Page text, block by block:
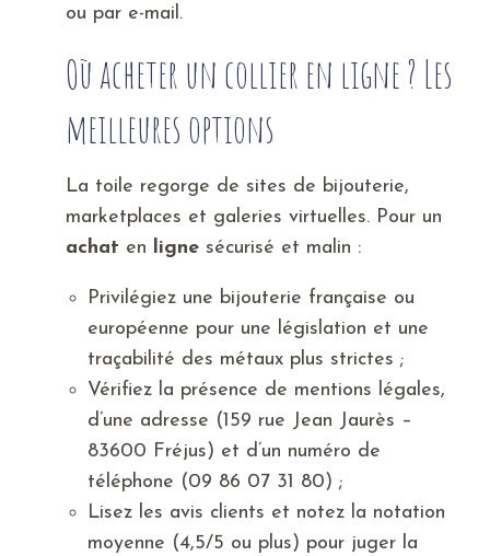
ou par e-mail.
Où acheter un collier en ligne ? Les
meilleures options
La toile regorge de sites de bijouterie,
marketplaces et galeries virtuelles. Pour un
achat en ligne sécurisé et malin :
Privilégiez une bijouterie française ou
européenne pour une législation et une
traçabilité des métaux plus strictes ;
Vérifiez la présence de mentions légales,
d’une adresse (159 rue Jean Jaurès –
83600 Fréjus) et d’un numéro de
téléphone (09 86 07 31 80) ;
Lisez les avis clients et notez la notation
moyenne (4,5/5 ou plus) pour juger la